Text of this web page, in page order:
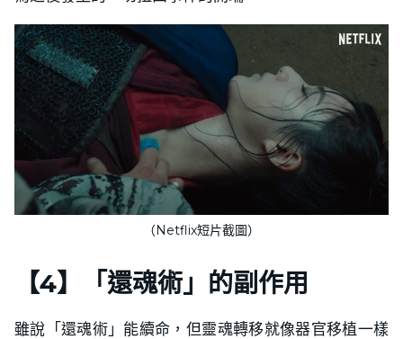
（Netflix短片截圖）
【4】 「還魂術」的副作用
雖說「還魂術」能續命，但靈魂轉移就像器官移植一樣